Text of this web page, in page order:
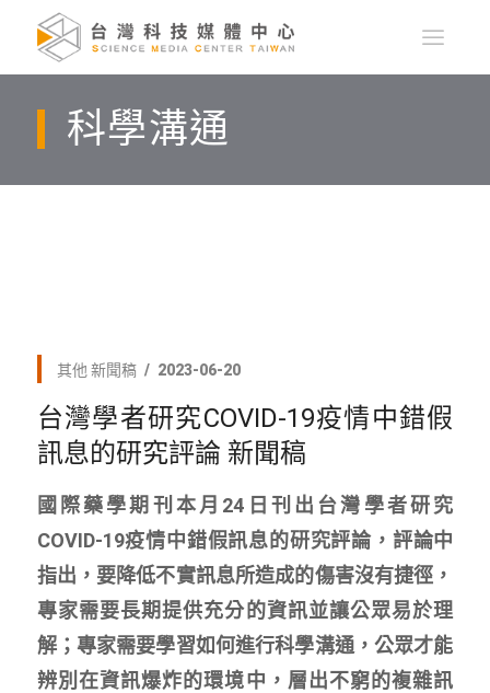
科學溝通
其他 新聞稿 2023-06-20
台灣學者研究COVID-19疫情中錯假
訊息的研究評論 新聞稿
國際藥學期刊本月24日刊出台灣學者研究
COVID-19疫情中錯假訊息的研究評論，評論中
指出，要降低不實訊息所造成的傷害沒有捷徑，
專家需要長期提供充分的資訊並讓公眾易於理
解；專家需要學習如何進行科學溝通，公眾才能
辨別在資訊爆炸的環境中，層出不窮的複雜訊